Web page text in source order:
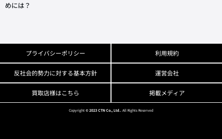
めには？
プライバシーポリシー 利用規約
反社会的勢力に対する基本方針 運営会社
買取店様はこちら 掲載メディア
Copyright © 2023 CTN Co., Ltd.. All Rights Reserved